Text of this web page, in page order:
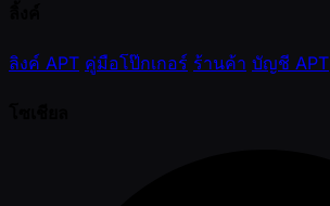
ลิงค์ APT คู่มือโป๊กเกอร์ ร้านค้า บัญชี APT